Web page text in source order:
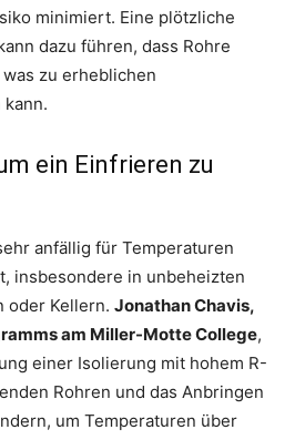
minimiert. Eine plötzliche
dazu führen, dass Rohre
zu erheblichen
ein Einfrieren zu
anfällig für Temperaturen
insbesondere in unbeheizten
oder Kellern. Jonathan Chavis,
am Miller-Motte College,
einer Isolierung mit hohem R-
Rohren und das Anbringen
um Temperaturen über